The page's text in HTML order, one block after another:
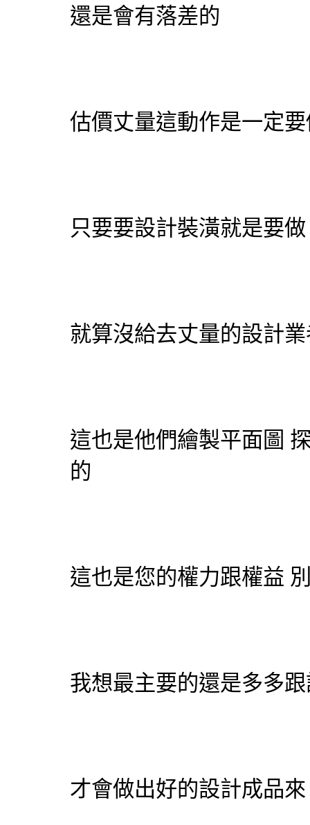
還是會有落差的
估價丈量這動作是一定
只要要設計裝潢就是要
就算沒給去丈量的設計
這也是他們繪製平面圖
的
這也是您的權力跟權益
我想最主要的還是多多
才會做出好的設計成品來